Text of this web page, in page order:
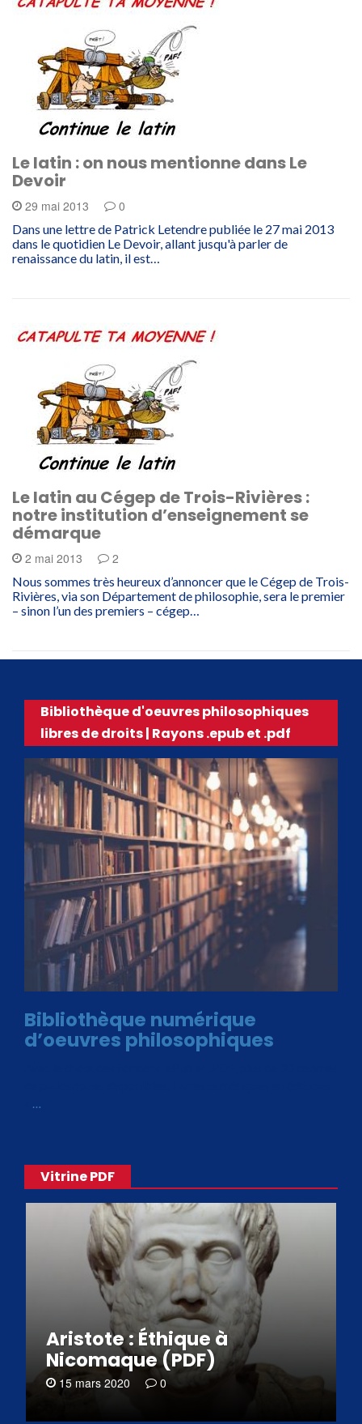
Le latin : on nous mentionne dans Le
Devoir
29 mai 2013 0
Dans une lettre de Patrick Letendre publiée le 27 mai 2013
dans le quotidien Le Devoir, allant jusqu'à parler de
renaissance du latin, il est…
Le latin au Cégep de Trois-Rivières :
notre institution d’enseignement se
démarque
2 mai 2013 2
Nous sommes très heureux d’annoncer que le Cégep de Trois-
Rivières, via son Département de philosophie, sera le premier
– sinon l’un des premiers – cégep…
Bibliothèque d'oeuvres philosophiques
libres de droits | Rayons .epub et .pdf
Bibliothèque numérique
d’oeuvres philosophiques
…
Vitrine PDF
Aristote : Éthique à
Nicomaque (PDF)
15 mars 2020 0